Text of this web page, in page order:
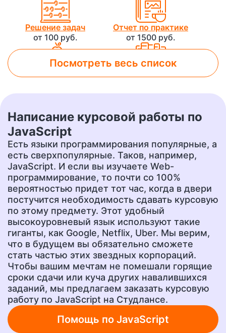
Решение задач
от 100 руб.
Отчет по практике
от 1500 руб.
Лабораторная работа
Контрольная работа
Чертеж
от 700 руб.
Презентация
от 500 руб.
Перевод
от 400 руб.
Эссе
от 400 руб.
Сочинение
от 400 руб.
Ответы на тесты
от 400 руб.
Рецензия
от 700 руб.
Бизнес-план
Посмотреть весь список
Написание курсовой работы по
JavaScript
Есть языки программирования популярные, а
есть сверхпопулярные. Таков, например,
JavaScript. И если вы изучаете Web-
программирование, то почти со 100%
вероятностью придет тот час, когда в двери
постучится необходимость сдавать курсовую
по этому предмету. Этот удобный
высокоуровневый язык используют такие
гиганты, как Google, Netflix, Uber. Мы верим,
что в будущем вы обязательно сможете
стать частью этих звездных корпораций.
Чтобы вашим мечтам не помешали горящие
сроки сдачи или куча других навалившихся
заданий, мы предлагаем заказать курсовую
работу по JavaScript на Студлансе.
Помощь по JavaScript